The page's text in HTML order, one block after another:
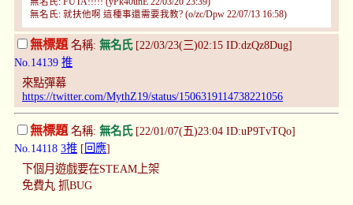
無名氏: 就扶他啊 這種事還需要我教? (o/zc/Dpw 22/07/13 16:58)
無標題 名稱: 無名氏[22/03/23(三)02:15 ID:dzQz8Dug]
No.14139 推
來點彈幕
https://twitter.com/MythZ19/status/1506319114738221056
無標題名稱: 無名氏[22/01/07(五)23:04 ID:uP9TvTQo]
No.14118 3推 [ 回應]
下個月遊戲要在STEAM上架
免費丸 抓BUG